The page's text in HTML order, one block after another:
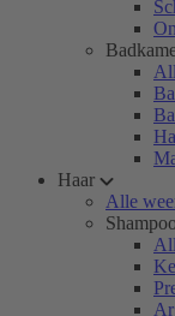
Haar
Alle